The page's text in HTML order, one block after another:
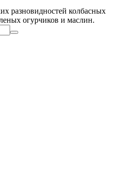
разновидностей колбасных
огурчиков и маслин.